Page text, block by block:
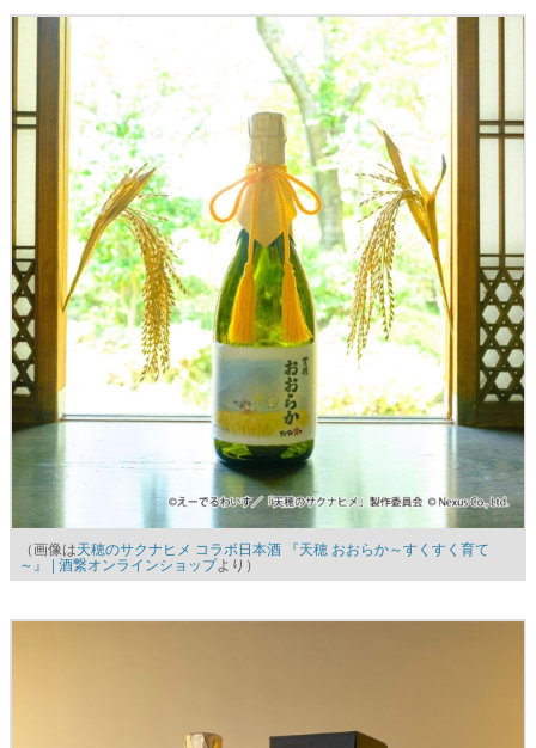
（画像は天穂のサクナヒメ コラボ日本酒 『天穂 おおらか～すくすく育て
～』 | 酒繋オンラインショップより）